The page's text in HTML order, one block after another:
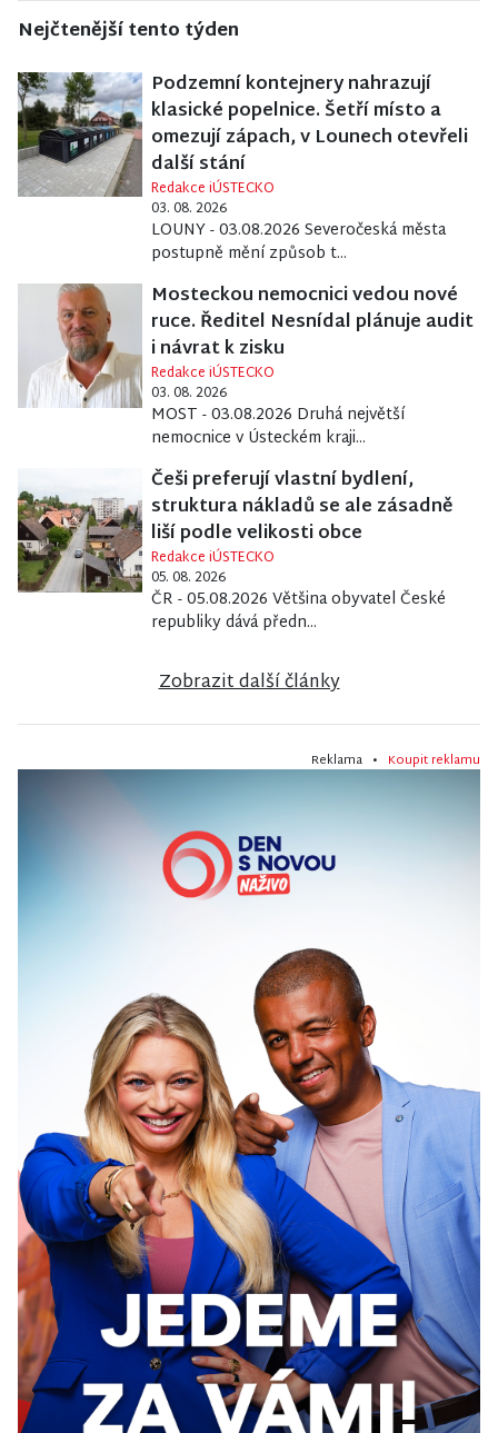
Nejčtenější tento týden
Podzemní kontejnery nahrazují
klasické popelnice. Šetří místo a
omezují zápach, v Lounech otevřeli
další stání
Redakce iÚSTECKO
03. 08. 2026
LOUNY - 03.08.2026 Severočeská města
postupně mění způsob t...
Mosteckou nemocnici vedou nové
ruce. Ředitel Nesnídal plánuje audit
i návrat k zisku
Redakce iÚSTECKO
03. 08. 2026
MOST - 03.08.2026 Druhá největší
nemocnice v Ústeckém kraji...
Češi preferují vlastní bydlení,
struktura nákladů se ale zásadně
liší podle velikosti obce
Redakce iÚSTECKO
05. 08. 2026
ČR - 05.08.2026 Většina obyvatel České
republiky dává předn...
Zobrazit další články
Reklama • Koupit reklamu